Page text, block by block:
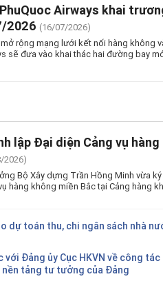
Airways khai
2026 (16/07/2026)
rộng mạng lưới kết nối hàng không
sẽ đưa vào khai thác hai đường bay
lập Đại diện Cảng vụ
2026)
Bộ Xây dựng Trần Hồng Minh vừa
hàng không miền Bắc tại Cảng hàng
dự toán thu, chi ngân sách nhà
với Đảng ủy Cục HKVN về công tác
nền tảng tư tưởng của Đảng